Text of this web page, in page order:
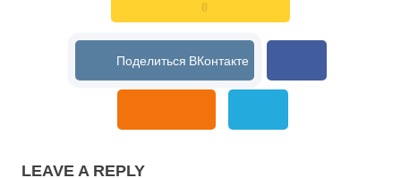
0
LEAVE A REPLY